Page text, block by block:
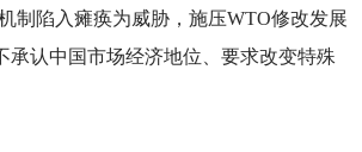
制陷入瘫痪为威胁，施压WTO修改发展
承认中国市场经济地位、要求改变特殊